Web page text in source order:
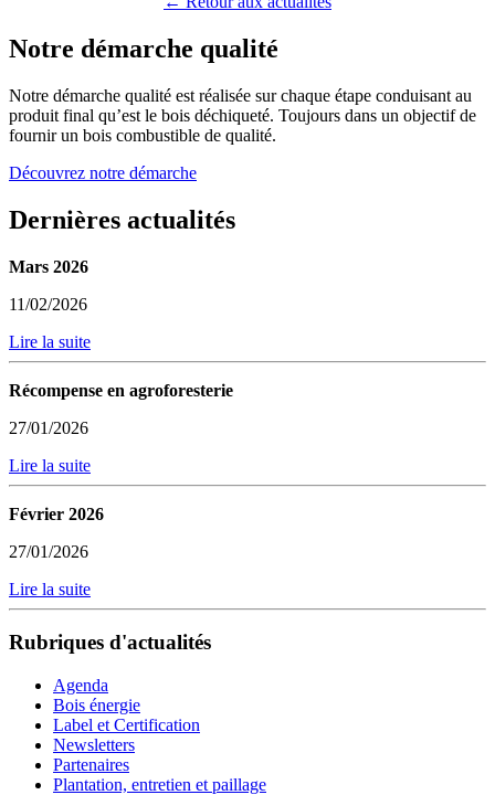
Notre démarche qualité
Notre démarche qualité est réalisée sur chaque étape conduisant au
produit final qu’est le bois déchiqueté. Toujours dans un objectif de
fournir un bois combustible de qualité.
Découvrez notre démarche
Dernières actualités
Mars 2026
11/02/2026
Lire la suite
Récompense en agroforesterie
27/01/2026
Lire la suite
Février 2026
27/01/2026
Lire la suite
Rubriques d'actualités
Agenda
Bois énergie
Label et Certification
Newsletters
Partenaires
Plantation, entretien et paillage